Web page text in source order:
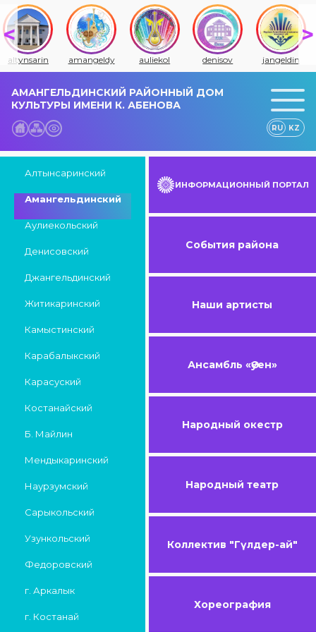
altynsarin amangeldy auliekol denisov jangeldin
АМАНГЕЛЬДИНСКИЙ РАЙОННЫЙ ДОМ
КУЛЬТУРЫ ИМЕНИ К. АБЕНОВА
RU KZ
Алтынсаринский
Амангельдинский
Аулиекольский
Денисовский
Джангельдинский
Житикаринский
Камыстинский
Карабалыкский
Карасуский
Костанайский
Б. Майлин
Мендыкаринский
Наурзумский
Сарыкольский
Узункольский
Федоровский
г. Аркалык
г. Костанай
ИНФОРМАЦИОННЫЙ ПОРТАЛ
События района
Наши артисты
Ансамбль «Әуен»
Народный окестр
Народный театр
Коллектив "Гүлдер-ай"
Хореография